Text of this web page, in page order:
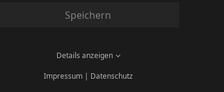
Speichern
Details anzeigen
Impressum| Datenschutz